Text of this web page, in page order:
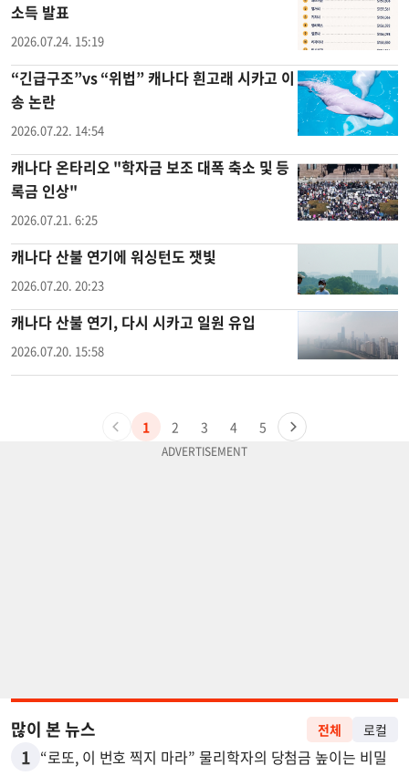
소득 발표
2026.07.24. 15:19
“긴급구조”vs “위법” 캐나다 흰고래 시카고 이
송 논란
2026.07.22. 14:54
캐나다 온타리오 "학자금 보조 대폭 축소 및 등
록금 인상"
2026.07.21. 6:25
캐나다 산불 연기에 워싱턴도 잿빛
2026.07.20. 20:23
캐나다 산불 연기, 다시 시카고 일원 유입
2026.07.20. 15:58
1 2 3 4 5
많이 본 뉴스 전체 로컬
1 “로또, 이 번호 찍지 마라” 물리학자의 당첨금 높이는 비밀